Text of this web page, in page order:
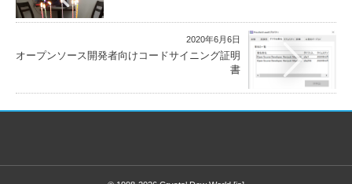
2020年6月6日
オープンソース開発者向けコードサイニング証明
書